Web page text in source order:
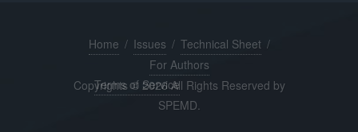
Home / Issues / Technical Sheet /
For Authors
Copyrights © 2026 All Rights Reserved by
SPEMD.
Terms of Service